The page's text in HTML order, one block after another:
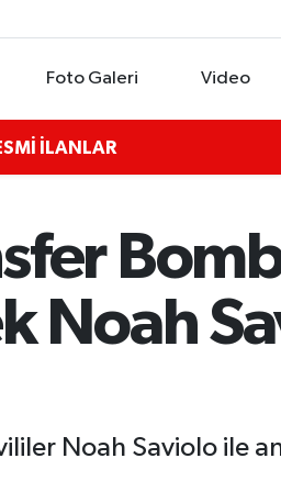
Foto Galeri Video
İLANLAR
Noah
Noah Saviolo ile